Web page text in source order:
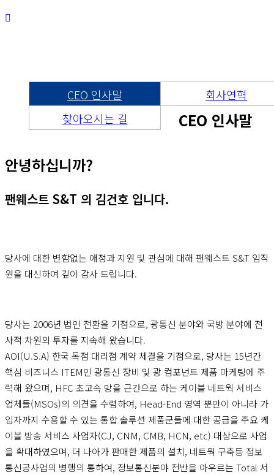
회사소개CEO 인사말
회사연혁
찾아오시는 길
CEO 인사말
안녕하십니까?
팬웨스트 S&T 의 김건호 입니다.
당사에 대한 변함없는 애정과 지원 및 관심에 대해 팬웨스트 S&T 임직
원을 대신하여 깊이 감사 드립니다.
당사는 2006년 법인 전환을 기점으로, 광통신 분야와 국방 분야에 전
사적 차원의 투자를 지속해 왔습니다.
AOI(U.S.A) 한국 독점 대리점 계약 체결을 기점으로, 당사는 15년간
핵심 비즈니스 ITEM인 광통신 장비 및 광 컴포넌트 제품 마케팅에 주
력해 왔으며, HFC 초고속 망을 근간으로 하는 케이블 네트웍 서비스
업체들(MSOs)의 의견을 수렴하여, Head-End 영역 뿐만이 아니라 가
입자까지 수용할 수 있는 통합 솔루션 제품군들에 대한 공급을 주요 케
이블 방송 서비스 사업자(CJ, CNM, CMB, HCN, etc) 대상으로 사업
을 확대하였으며, 더 나아가 판매한 제품의 설치, 네트웍 구축등 정보
통신공사업의 병행의 통하여, 정보통신분야 전반을 아우르는 Total 서